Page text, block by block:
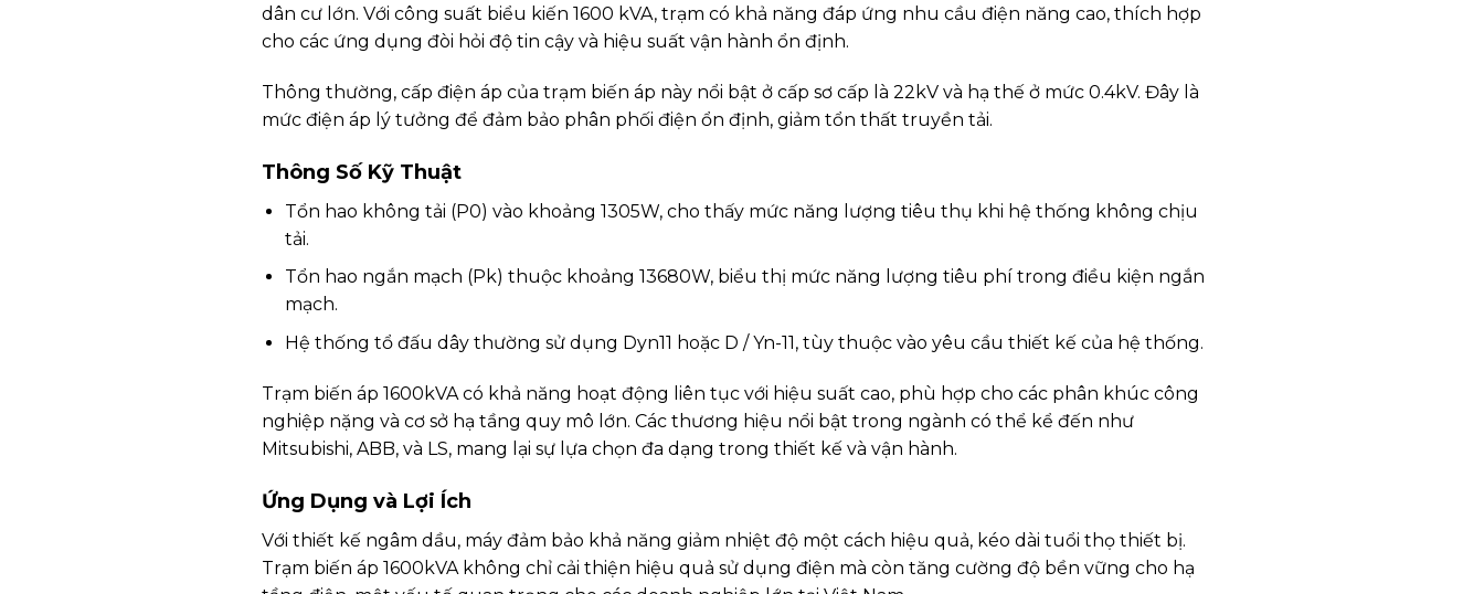
dân cư lớn. Với công suất biểu kiến 1600 kVA, trạm có khả năng đáp ứng nhu cầu điện năng cao, thích hợp
cho các ứng dụng đòi hỏi độ tin cậy và hiệu suất vận hành ổn định.
Thông thường, cấp điện áp của trạm biến áp này nổi bật ở cấp sơ cấp là 22kV và hạ thế ở mức 0.4kV. Đây là
mức điện áp lý tưởng để đảm bảo phân phối điện ổn định, giảm tổn thất truyền tải.
Thông Số Kỹ Thuật
Tổn hao không tải (P0) vào khoảng 1305W, cho thấy mức năng lượng tiêu thụ khi hệ thống không chịu
tải.
Tổn hao ngắn mạch (Pk) thuộc khoảng 13680W, biểu thị mức năng lượng tiêu phí trong điều kiện ngắn
mạch.
Hệ thống tổ đấu dây thường sử dụng Dyn11 hoặc D / Yn-11, tùy thuộc vào yêu cầu thiết kế của hệ thống.
Trạm biến áp 1600kVA có khả năng hoạt động liên tục với hiệu suất cao, phù hợp cho các phân khúc công
nghiệp nặng và cơ sở hạ tầng quy mô lớn. Các thương hiệu nổi bật trong ngành có thể kể đến như
Mitsubishi, ABB, và LS, mang lại sự lựa chọn đa dạng trong thiết kế và vận hành.
Ứng Dụng và Lợi Ích
Với thiết kế ngâm dầu, máy đảm bảo khả năng giảm nhiệt độ một cách hiệu quả, kéo dài tuổi thọ thiết bị.
Trạm biến áp 1600kVA không chỉ cải thiện hiệu quả sử dụng điện mà còn tăng cường độ bền vững cho hạ